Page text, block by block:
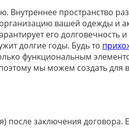
Внутреннее пространство
вашей одежды и
его долговечность
долгие годы. Будь то
функциональным
мы можем создать для
после заключения договора.